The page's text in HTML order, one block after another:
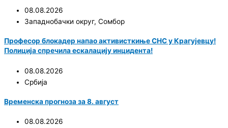
08.08.2026
Западнобачки округ, Сомбор
Професор блокадер напао активисткиње СНС у Крагујевцу!
Полиција спречила ескалацију инцидента!
08.08.2026
Србија
Временска прогноза за 8. август
08.08.2026